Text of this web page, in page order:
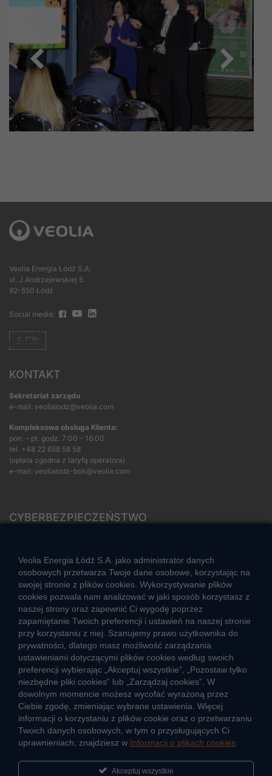
Veolia Energia Łódź S.A.
ul. J.Andrzejewskiej 5
92-550 Łódź
Social media:
KONTAKT
Sekretariat zarządu
e-mail: veolialodz@veolia.com
Kompleksowa obsługa Klienta:
pon. – pt. godz. 7:00 – 16:00
tel. +48 22 658 58 58
(opłata zgodna z taryfą operatora)
e-mail: veolialodz-bok@veolia.com
CYBERBEZPIECZEŃSTWO
CIEPŁO SYSTEMOWE
Zalety ciepła systemowego
Ciepło przez cały rok
Usługi okołociepłownicze
Informacje ciepła systemowego
JAK POWSTAJE CIEPŁO
ŹRÓDŁA CIEPŁA
Mapa sieci ciepłowniczej
Veolia Energia Łódź S.A. jako administrator danych
osobowych przetwarza Twoje dane osobowe, korzystając na
swojej stronie z plików cookies. Wykorzystywanie plików
cookies pozwala nam analizować w jaki sposób korzystasz z
naszej strony oraz zapewnić Ci wygodę poprzez
zapamiętanie Twoich preferencji i ustawień na naszej stronie
przy korzystaniu z niej. Szanujemy prawo użytkownika do
prywatności, dlatego masz możliwość zarządzania
ustawieniami dotyczącymi plików cookies według swoich
preferencji wybierając „Akceptuj wszystkie”, „Pozostaw tylko
niezbędne pliki cookies” lub „Zarządzaj cookies”. W
dowolnym momencie możesz wycofać wyrażoną przez
Ciebie zgodę, zmieniając wybrane ustawienia. Więcej
informacji o korzystaniu z plików cookie oraz o przetwarzaniu
Twoich danych osobowych, w tym o przysługujących Ci
uprawnieniach, znajdziesz w Informacji o plikach cookies
Akceptuj wszystkie